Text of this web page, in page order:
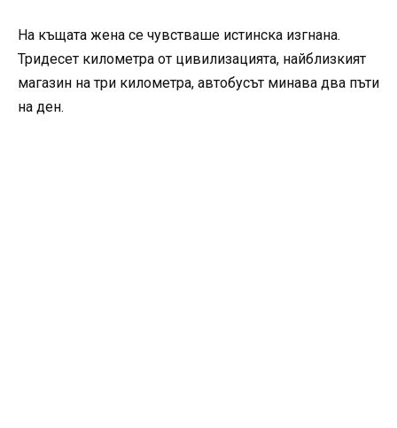
На къщата жена се чувстваше истинска изгнана.
Тридесет километра от цивилизацията, найблизкият
магазин на три километра, автобусът минава два пъти
на ден.